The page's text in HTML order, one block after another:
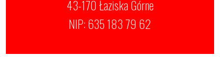
43-170 Łaziska Górne
NIP: 635 183 79 62